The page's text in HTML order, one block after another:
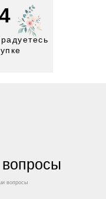
вопросы